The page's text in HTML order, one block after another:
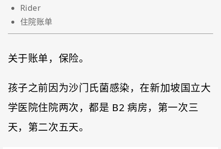
Rider
住院账单
关于账单，保险。
孩子之前因为沙门氏菌感染，在新加坡国立大
学医院住院两次，都是 B2 病房，第一次三
天，第二次五天。